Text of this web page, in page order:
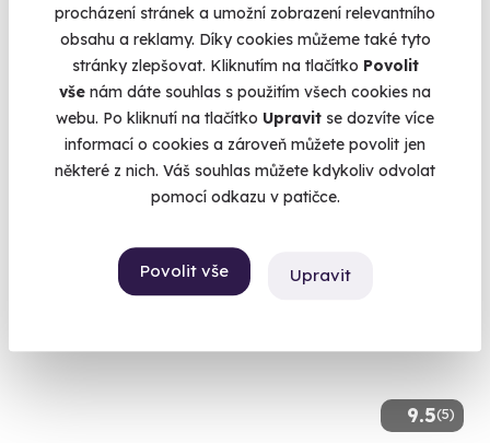
procházení stránek a umožní zobrazení relevantního
obsahu a reklamy. Díky cookies můžeme také tyto
stránky zlepšovat. Kliknutím na tlačítko Povolit
vše nám dáte souhlas s použitím všech cookies na
webu. Po kliknutí na tlačítko Upravit se dozvíte více
informací o cookies a zároveň můžete povolit jen
některé z nich. Váš souhlas můžete kdykoliv odvolat
pomocí odkazu v patičce.
Povolit vše Upravit
Vystřílíte celkem 72 nábojů!
Velká Bíteš (okres Žďár nad Sázavou)
(+ 27 dalších lokalit)
1 799 Kč
9.5(5)
Volný termín už 12. 08. 2026